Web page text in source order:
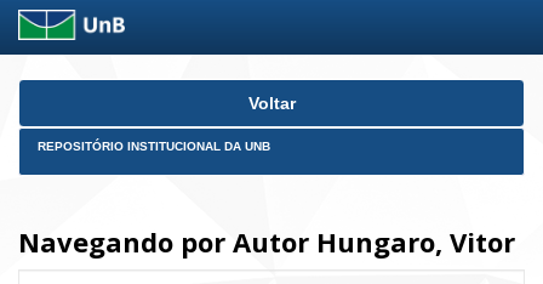
Skip
Voltar
REPOSITÓRIO INSTITUCIONAL DA UNB
Navegando por Autor Hungaro, Vitor